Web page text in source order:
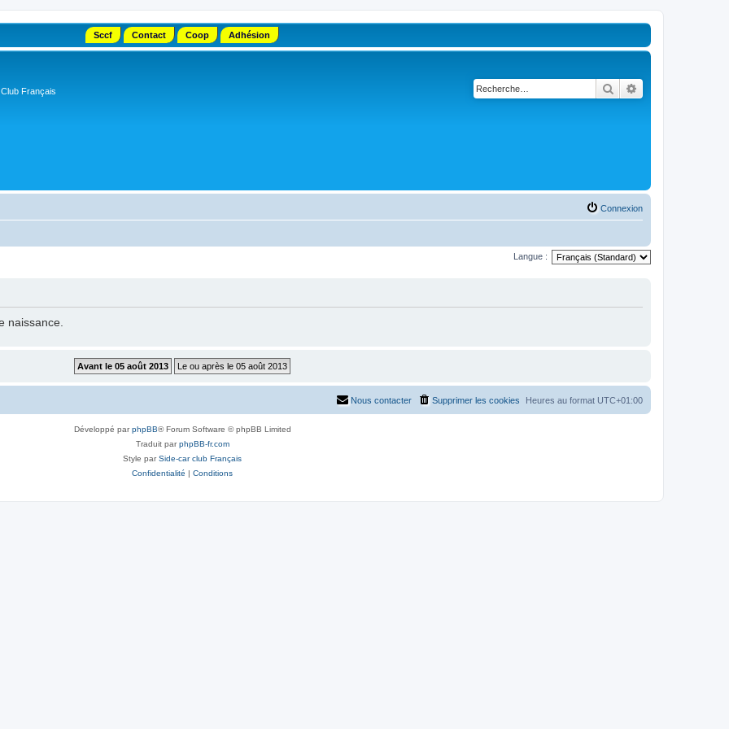
Sccf Contact Coop Adhésion
Français Rechercher
Connexion
Langue :
naissance.
Heures au format UTC+01:00
Supprimer les cookies
Nous contacter
Développé parphpBB® Forum Software © phpBB Limited
Traduit parphpBB-fr.com
Style parSide-car club Français
Confidentialité | Conditions